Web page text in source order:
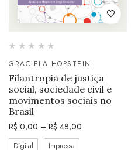
GRACIELA HOPSTEIN
Filantropia de justiça
social, sociedade civil e
movimentos sociais no
Brasil
R$ 0,00 – R$ 48,00
Digital Impressa